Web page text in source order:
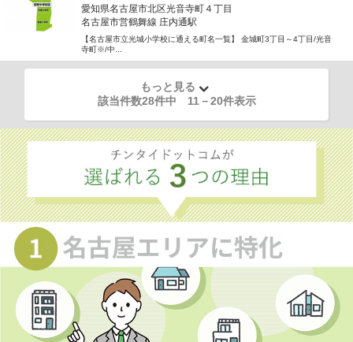
愛知県名古屋市北区光音寺町４丁目
名古屋市営鶴舞線 庄内通駅
【名古屋市立光城小学校に通える町名一覧】 金城町3丁目～4丁目/光音
寺町※/中...
もっと見る
該当件数28件中 11 －20件表示